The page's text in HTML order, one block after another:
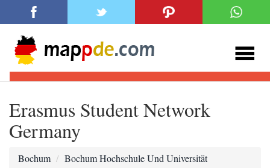
Erasmus Student Network
Germany
Bochum
Bochum Hochschule Und Universität